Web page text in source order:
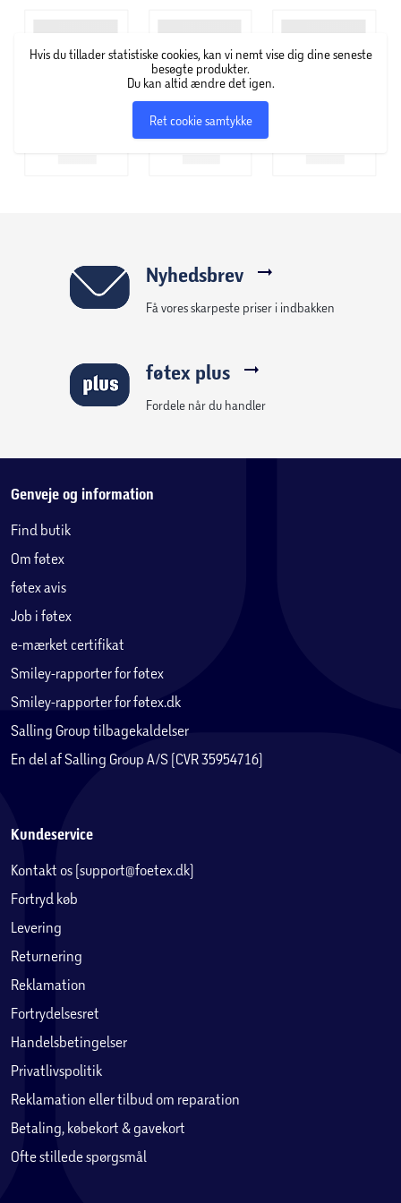
- Fremstillet i stærkt, vejrbestandigt materiale – nem at
flytte og bruge både inde og ude.
ideelle krukke til din stil.
- Produceret af en blanding af genanvendt plast og
OBS: Ingen krukker er 100 % vandtætte.
Hvis du tillader statistiske cookies, kan vi nemt vise dig dine seneste
besøgte produkter.
Du kan altid ændre det igen.
Ret cookie samtykke
Nyhedsbrev
Få vores skarpeste priser i indbakken
føtex plus
Fordele når du handler
Genveje og information
Find butik
Om føtex
føtex avis
Job i føtex
e-mærket certifikat
Smiley-rapporter for føtex
Smiley-rapporter for føtex.dk
Salling Group tilbagekaldelser
En del af Salling Group A/S (CVR 35954716)
Kundeservice
Kontakt os (support@foetex.dk)
Fortryd køb
Levering
Returnering
Reklamation
Fortrydelsesret
Handelsbetingelser
Privatlivspolitik
Reklamation eller tilbud om reparation
Betaling, købekort & gavekort
Ofte stillede spørgsmål